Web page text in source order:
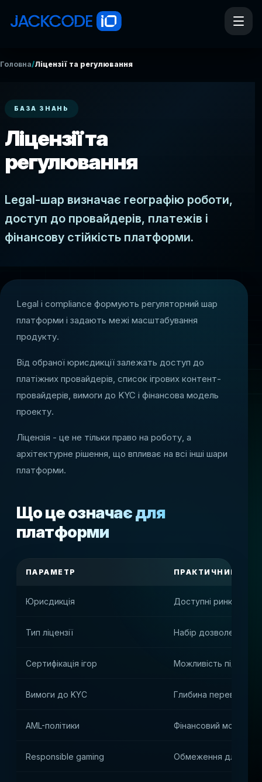
Головна/Ліцензії та регулювання
БАЗА ЗНАНЬ
Ліцензії та
регулювання
Legal-шар визначає географію роботи,
доступ до провайдерів, платежів і
фінансову стійкість платформи.
Legal і compliance формують регуляторний шар
платформи і задають межі масштабування
продукту.
Від обраної юрисдикції залежать доступ до
платіжних провайдерів, список ігрових контент-
провайдерів, вимоги до KYC і фінансова модель
проекту.
Ліцензія - це не тільки право на роботу, а
архітектурне рішення, що впливає на всі інші шари
платформи.
Що це означає для
платформи
ПАРАМЕТР ПРАКТИЧНИЙ
Юрисдикція Доступні ринки та
Тип ліцензії Набір дозволених
Сертифікація ігор Можливість
Вимоги до KYC Глибина перевірок
AML-політики Фінансовий
Responsible gaming Обмеження для